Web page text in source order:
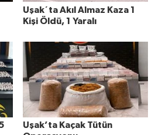
Uşak´ta Akıl Almaz Kaza 1
Kişi Öldü, 1 Yaralı
Uşak’ta Kaçak Tütün